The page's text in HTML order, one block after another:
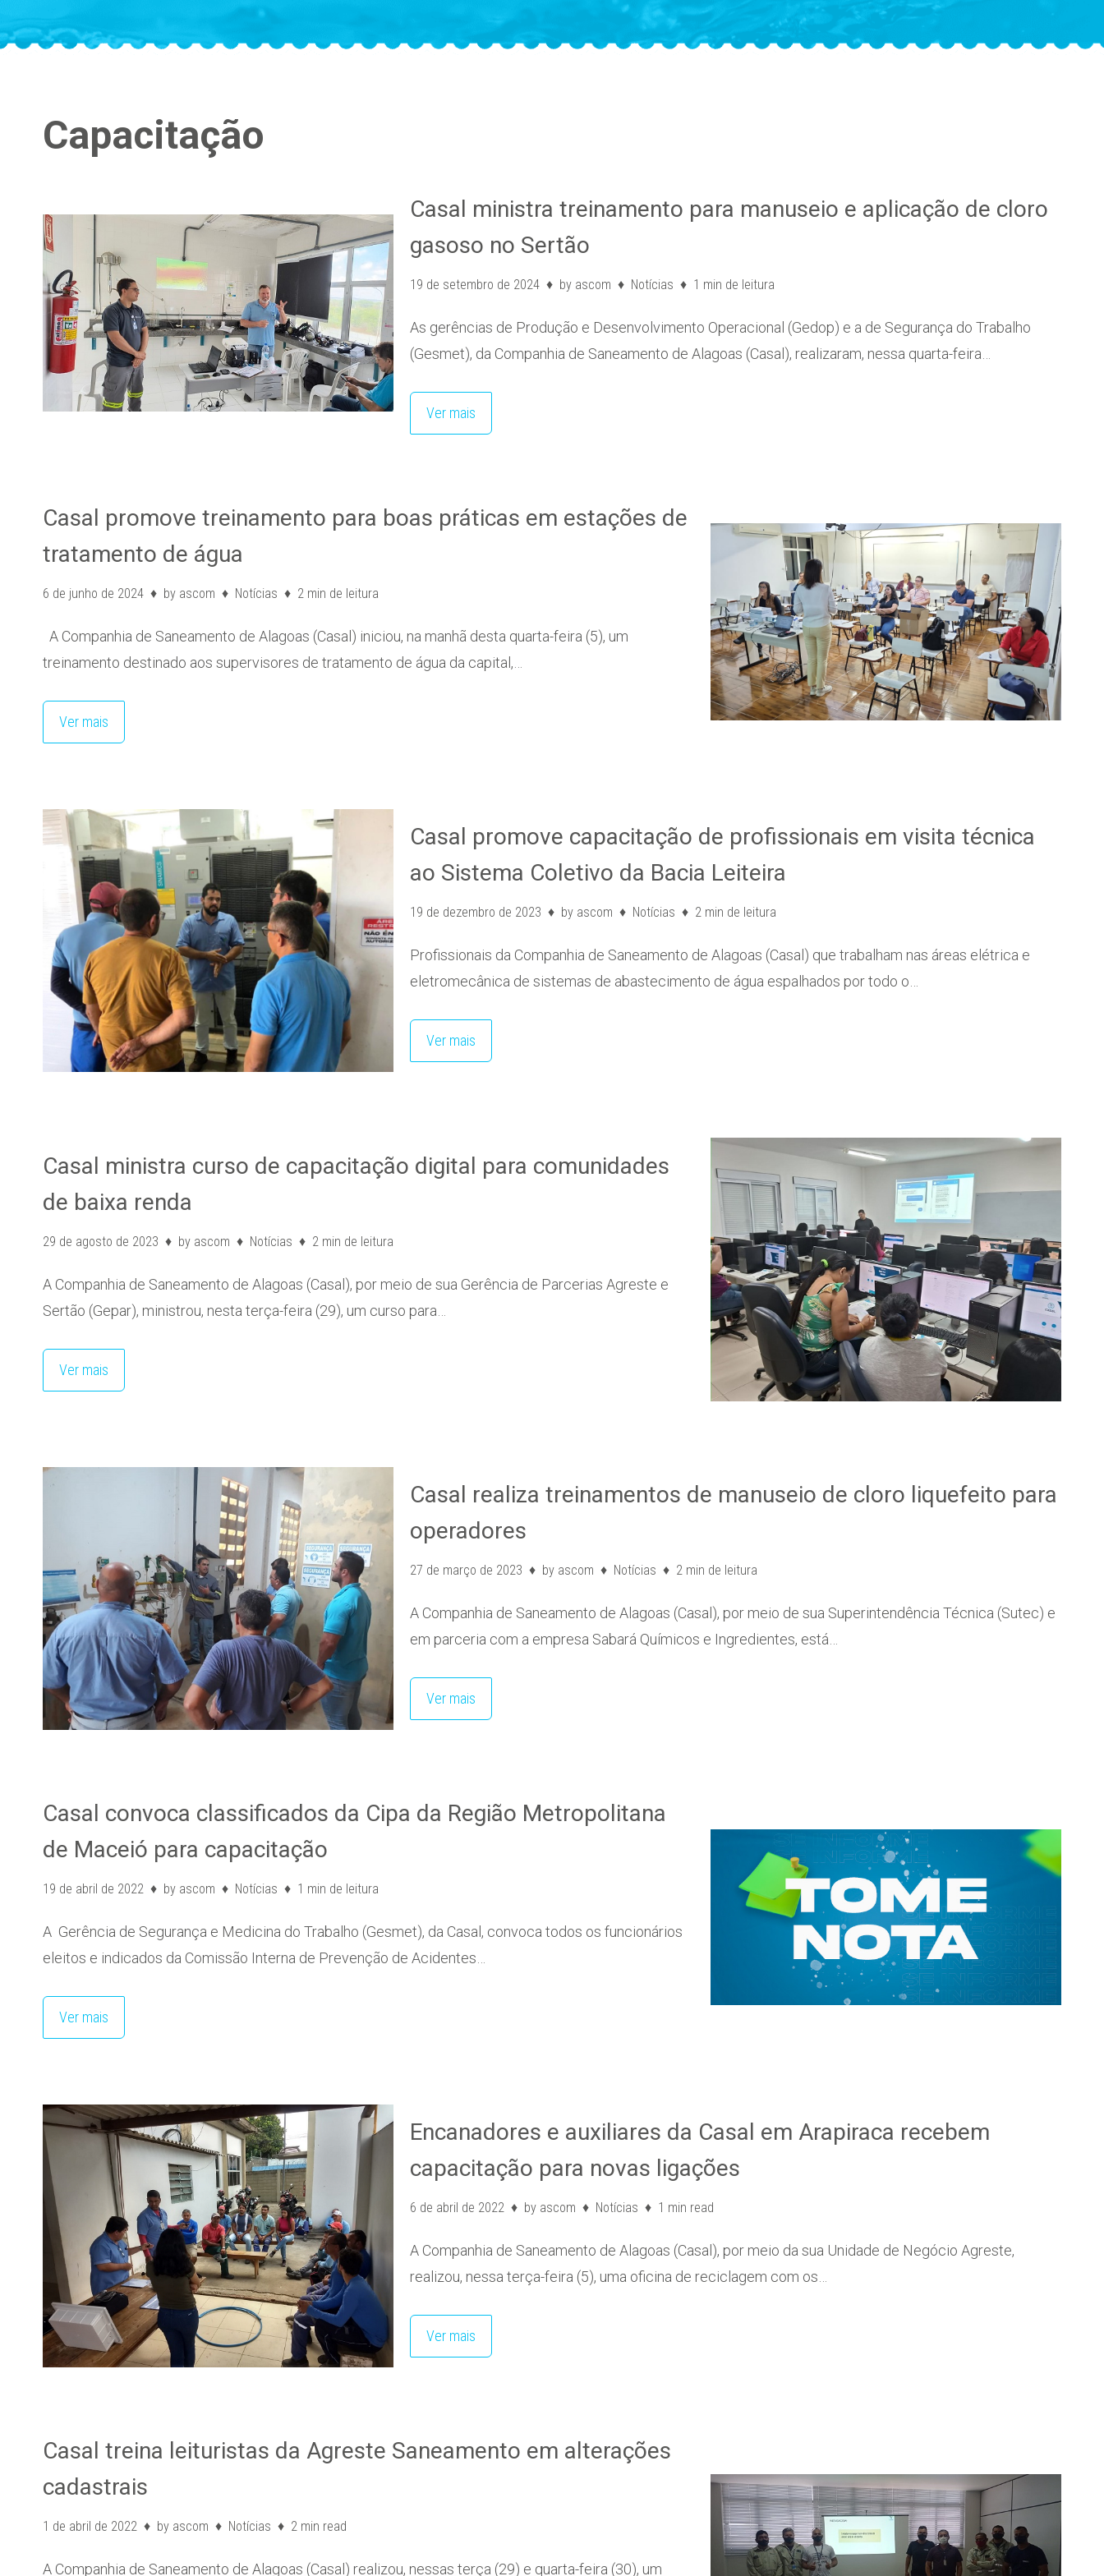
Capacitação
Casal ministra treinamento para manuseio e aplicação de cloro
gasoso no Sertão
19 de setembro de 2024 by ascom Notícias 1 min de leitura
As gerências de Produção e Desenvolvimento Operacional (Gedop) e a de Segurança do Trabalho
(Gesmet), da Companhia de Saneamento de Alagoas (Casal), realizaram, nessa quarta-feira…
Ver mais
Casal promove treinamento para boas práticas em estações de
tratamento de água
6 de junho de 2024 by ascom Notícias 2 min de leitura
A Companhia de Saneamento de Alagoas (Casal) iniciou, na manhã desta quarta-feira (5), um
treinamento destinado aos supervisores de tratamento de água da capital,…
Ver mais
Casal promove capacitação de profissionais em visita técnica
ao Sistema Coletivo da Bacia Leiteira
19 de dezembro de 2023 by ascom Notícias 2 min de leitura
Profissionais da Companhia de Saneamento de Alagoas (Casal) que trabalham nas áreas elétrica e
eletromecânica de sistemas de abastecimento de água espalhados por todo o…
Ver mais
Casal ministra curso de capacitação digital para comunidades
de baixa renda
29 de agosto de 2023 by ascom Notícias 2 min de leitura
A Companhia de Saneamento de Alagoas (Casal), por meio de sua Gerência de Parcerias Agreste e
Sertão (Gepar), ministrou, nesta terça-feira (29), um curso para…
Ver mais
Casal realiza treinamentos de manuseio de cloro liquefeito para
operadores
27 de março de 2023 by ascom Notícias 2 min de leitura
A Companhia de Saneamento de Alagoas (Casal), por meio de sua Superintendência Técnica (Sutec) e
em parceria com a empresa Sabará Químicos e Ingredientes, está…
Ver mais
Casal convoca classificados da Cipa da Região Metropolitana
de Maceió para capacitação
19 de abril de 2022 by ascom Notícias 1 min de leitura
A Gerência de Segurança e Medicina do Trabalho (Gesmet), da Casal, convoca todos os funcionários
eleitos e indicados da Comissão Interna de Prevenção de Acidentes…
Ver mais
Encanadores e auxiliares da Casal em Arapiraca recebem
capacitação para novas ligações
6 de abril de 2022 by ascom Notícias 1 min read
A Companhia de Saneamento de Alagoas (Casal), por meio da sua Unidade de Negócio Agreste,
realizou, nessa terça-feira (5), uma oficina de reciclagem com os…
Ver mais
Casal treina leituristas da Agreste Saneamento em alterações
cadastrais
1 de abril de 2022 by ascom Notícias 2 min read
A Companhia de Saneamento de Alagoas (Casal) realizou, nessas terça (29) e quarta-feira (30), um